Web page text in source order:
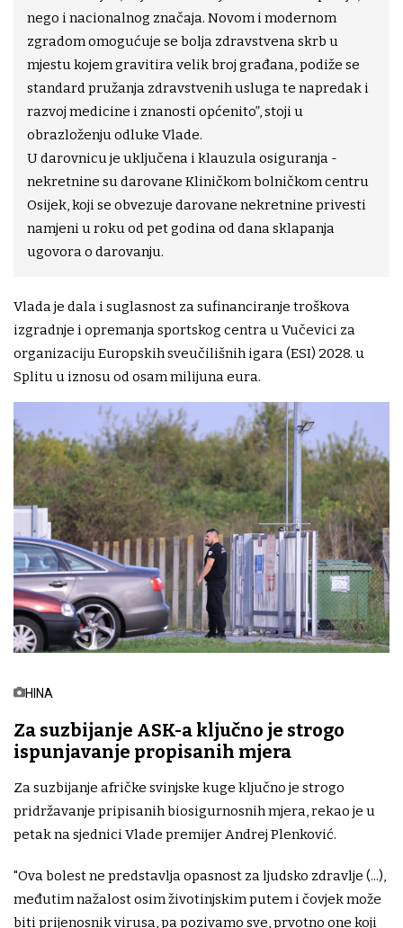
nego i nacionalnog značaja. Novom i modernom
zgradom omogućuje se bolja zdravstvena skrb u
mjestu kojem gravitira velik broj građana, podiže se
standard pružanja zdravstvenih usluga te napredak i
razvoj medicine i znanosti općenito”, stoji u
obrazloženju odluke Vlade.
U darovnicu je uključena i klauzula osiguranja -
nekretnine su darovane Kliničkom bolničkom centru
Osijek, koji se obvezuje darovane nekretnine privesti
namjeni u roku od pet godina od dana sklapanja
ugovora o darovanju.
Vlada je dala i suglasnost za sufinanciranje troškova
izgradnje i opremanja sportskog centra u Vučevici za
organizaciju Europskih sveučilišnih igara (ESI) 2028. u
Splitu u iznosu od osam milijuna eura.
HINA
Za suzbijanje ASK-a ključno je strogo
ispunjavanje propisanih mjera
Za suzbijanje afričke svinjske kuge ključno je strogo
pridržavanje pripisanih biosigurnosnih mjera, rekao je u
petak na sjednici Vlade premijer Andrej Plenković.
"Ova bolest ne predstavlja opasnost za ljudsko zdravlje (...),
međutim nažalost osim životinjskim putem i čovjek može
biti prijenosnik virusa, pa pozivamo sve, prvotno one koji